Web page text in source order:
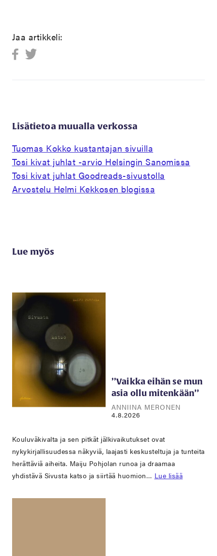
Jaa artikkeli:
Lisätietoa muualla verkossa
Tuomas Kokko kustantajan sivuilla
Tosi kivat juhlat -arvio Helsingin Sanomissa
Tosi kivat juhlat Goodreads-sivustolla
Arvostelu Helmi Kekkosen blogissa
Lue myös
’’Vaikka eihän se mun
asia ollu mitenkään’’
ANNIINA MERONEN
4.8.2026
Kouluväkivalta ja sen pitkät jälkivaikutukset ovat
nykykirjallisuudessa näkyviä, laajasti keskusteltuja ja tunteita
herättäviä aiheita. Maiju Pohjolan runoa ja draamaa
yhdistävä Sivusta katso ja siirtää huomion… Lue lisää